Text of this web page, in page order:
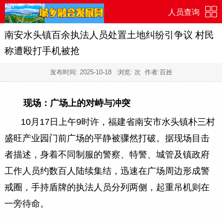
人员查询
南安水头镇百余执法人员处置土地纠纷引争议 村民
称遭殴打手机被抢
发布时间: 2025-10-18浏览: 次 作者:百姓
现场：广场上的对峙与冲突
10月17日上午9时许，福建省南安市水头镇朴三村
盛旺产业园门前广场的平静被骤然打破。据现场目击
者描述，身着不同制服的警察、特警、城管及镇政府
工作人员约数百人陆续集结，迅速在广场周边形成警
戒圈，手持盾牌的执法人员分列两侧，起重吊机则在
一旁待命。